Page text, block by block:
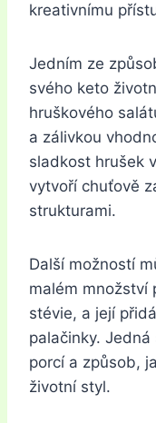
kreativnímu
Jedním ze
svého keto
hruškového
a zálivkou
sladkost hrušek
vytvoří chuťově
strukturami.
Další možností
malém množství
stévie, a její
palačinky.
porcí a způsob,
životní styl.